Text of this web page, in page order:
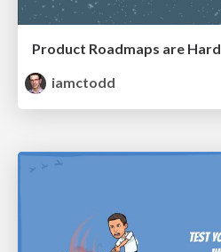
Product Roadmaps are Hard
iamctodd